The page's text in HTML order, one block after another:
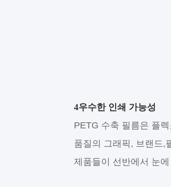
4우수한 인쇄 가능성
PETG 수축 필름은 플
품질의 그래픽, 브랜드,
제품들이 선반에서 눈